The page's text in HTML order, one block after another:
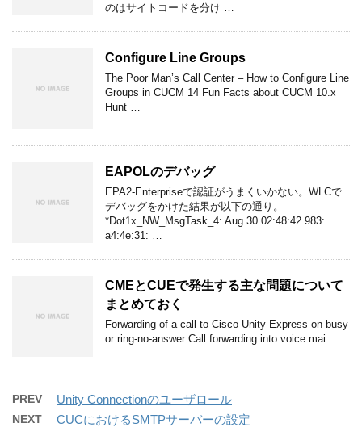
のはサイトコードを分け …
Configure Line Groups
The Poor Man’s Call Center – How to Configure Line
Groups in CUCM 14 Fun Facts about CUCM 10.x
Hunt …
EAPOLのデバッグ
EPA2-Enterpriseで認証がうまくいかない。WLCで
デバッグをかけた結果が以下の通り。
*Dot1x_NW_MsgTask_4: Aug 30 02:48:42.983:
a4:4e:31: …
CMEとCUEで発生する主な問題について
まとめておく
Forwarding of a call to Cisco Unity Express on busy
or ring-no-answer Call forwarding into voice mai …
PREV Unity Connectionのユーザロール
NEXT CUCにおけるSMTPサーバーの設定